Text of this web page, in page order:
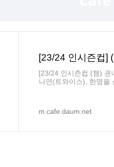
[23/24 인시즌컵 (챔) 권
나연(트와이스), 한명을
m.cafe.daum.net